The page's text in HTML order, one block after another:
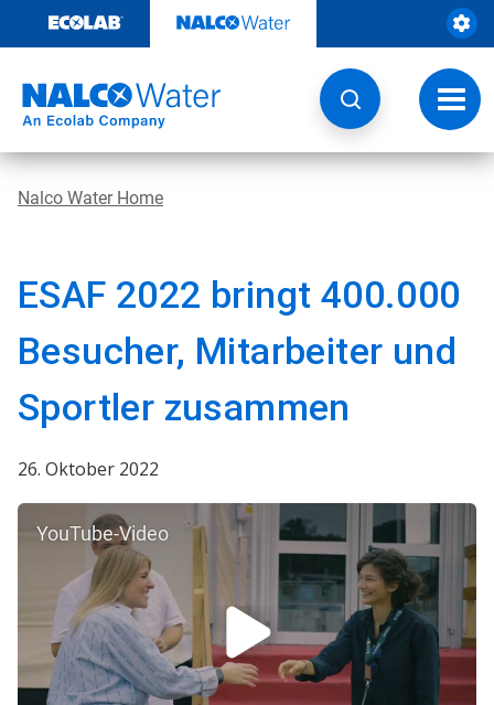
Inhalt
Nalco Water Home
ESAF 2022 bringt 400.000
Besucher, Mitarbeiter und
Sportler zusammen
26. Oktober 2022
YouTube-Video